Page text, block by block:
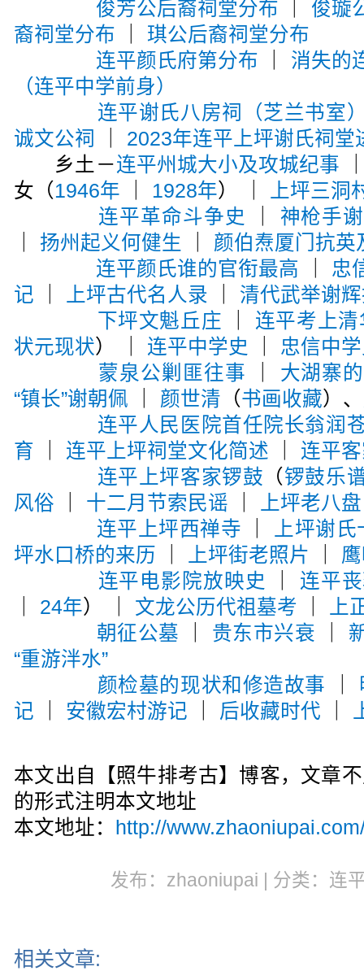
俊芳公后裔祠堂分布
俊璇
裔祠堂分布
琪公后裔祠堂分布
连平颜氏府第分布
消失的
（连平中学前身）
连平谢氏八房祠（芝兰书室
诚文公祠
2023年连平上坪谢氏祠堂
乡土－连平州城大小及攻城纪事
女（1946年 1928年） ｜
上坪三洞
连平革命斗争史
神枪手
扬州起义何健生
颜伯焘厦门抗英
连平颜氏谁的官衔最高
忠
记
上坪古代名人录
清代武举谢
下坪文魁丘庄
连平考上
状元现状） ｜ 连平中学史
忠信中
蒙泉公剿匪往事
大湖寨
“镇长”谢朝佩
颜世清 （书画收藏）、
连平人民医院首任院长翁润
育
连平上坪祠堂文化简述
连平
连平上坪客家锣鼓 （锣鼓乐
风俗
十二月节索民谣 上坪老八盘
连平上坪西禅寺
上坪谢
坪水口桥的来历
上坪街老照片
连平电影院放映史
连平
24年） ｜ 文龙公历代祖墓考
上
朝征公墓
贵东市兴衰
“重游泮水”
颜检墓的现状和修造故事
记
安徽宏村游记 后收藏时代
本文出自【照牛排考古】博客，文章
的形式注明本文地址
本文地址： http://
发布：zhaoniupai | 分类：连
相关文章: